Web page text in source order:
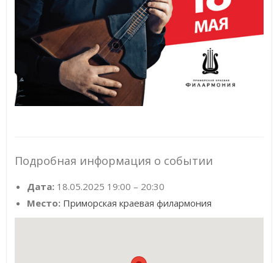
Подробная информация о событии
Дата: 18.05.2025 19:00 – 20:30
Место: Приморская краевая филармония